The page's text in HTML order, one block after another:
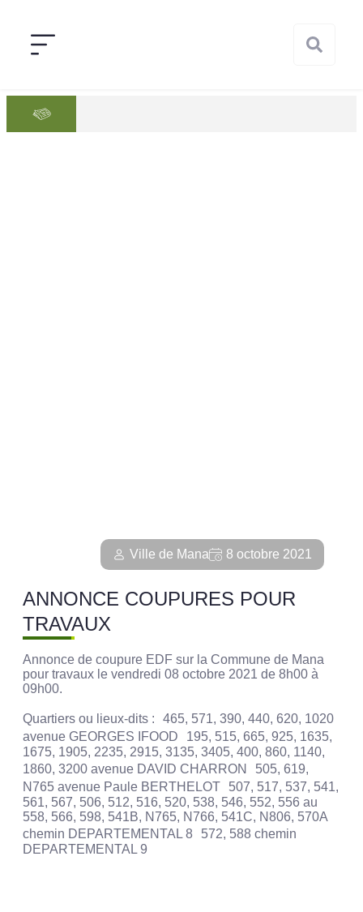
Ville de Mana 8 octobre 2021
ANNONCE COUPURES POUR
TRAVAUX
Annonce de coupure EDF sur la Commune de Mana
pour travaux le vendredi 08 octobre 2021 de 8h00 à
09h00.
Quartiers ou lieux-dits : 465, 571, 390, 440, 620, 1020
avenue GEORGES IFOOD 195, 515, 665, 925, 1635,
1675, 1905, 2235, 2915, 3135, 3405, 400, 860, 1140,
1860, 3200 avenue DAVID CHARRON 505, 619,
N765 avenue Paule BERTHELOT 507, 517, 537, 541,
561, 567, 506, 512, 516, 520, 538, 546, 552, 556 au
558, 566, 598, 541B, N765, N766, 541C, N806, 570A
chemin DEPARTEMENTAL 8 572, 588 chemin
DEPARTEMENTAL 9